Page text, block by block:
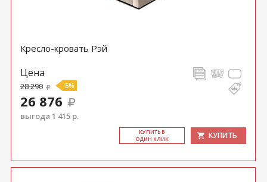
Кресло-кровать Рэй
Цена
28 290 -5%
26 876
выгода 1 415 р.
КУ­ПИТЬ В
ОДИН КЛИК
КУПИТЬ